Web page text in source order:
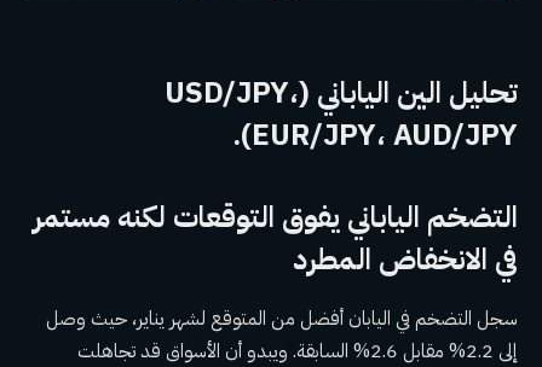
تحليل الين الياباني (USD/JPY،
EUR/JPY، AUD/JPY).
التضخم الياباني يفوق التوقعات لكنه مستمر
في الانخفاض المطرد
سجل التضخم في اليابان أفضل من المتوقع لشهر يناير، حيث وصل
إلى 2.2% مقابل 2.6% السابقة. ويبدو أن الأسواق قد تجاهلت